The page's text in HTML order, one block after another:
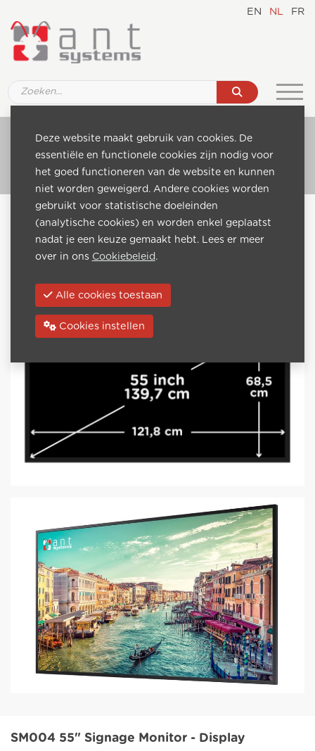
EN NL FR
Ref. SM004 55" Signage Monitor - Display
Ga naar catalogus
Home
Ref. SM004 55" Signage Monitor - Display
Vorige:
SM004 55" Signage Monitor - Display
Deze website maakt gebruik van cookies. De
essentiële en functionele cookies zijn nodig voor
het goed functioneren van de website en kunnen
niet worden geweigerd. Andere cookies worden
gebruikt voor statistische doeleinden
(analytische cookies) en worden enkel geplaatst
nadat je een keuze gemaakt hebt. Lees er meer
over in ons Cookiebeleid .
Alle cookies toestaan
Cookies instellen